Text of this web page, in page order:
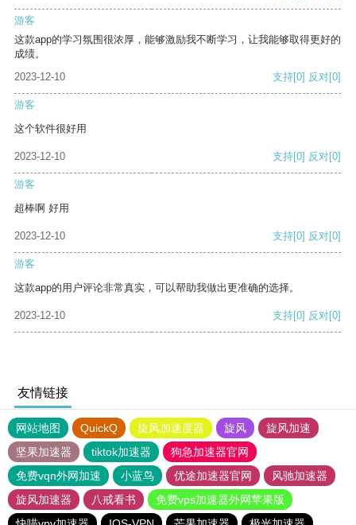
游客
这款app的学习氛围很浓厚，能够激励我不断学习，让我能够取得更好的
成绩。
2023-12-10
支持[0] 反对[0]
游客
这个软件很好用
2023-12-10 支持[0] 反对[0]
游客
超棒啊 好用
2023-12-10 支持[0] 反对[0]
游客
这款app的用户评论非常真实，可以帮助我做出更准确的选择。
2023-12-10 支持[0] 反对[0]
友情链接
网站地图 QuickQ 旋风加速度器 旋风
旋风加速
坚果加速器
tiktok加速器
狗急加速器官网
免费vqn外网加速
小蓝鸟 优途加速器官网
风驰加速器
旋风加速器
八戒看书
免费vps加速器外网苹果版